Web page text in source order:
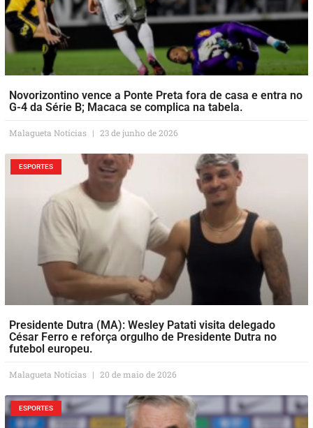
Novorizontino vence a Ponte Preta fora de casa e entra no
G-4 da Série B; Macaca se complica na tabela.
Malagueta Notícias 23 de junho de 2026
ESPORTES
Presidente Dutra (MA): Wesley Patati visita delegado
César Ferro e reforça orgulho de Presidente Dutra no
futebol europeu.
Malagueta Notícias 20 de maio de 2026
ESPORTES